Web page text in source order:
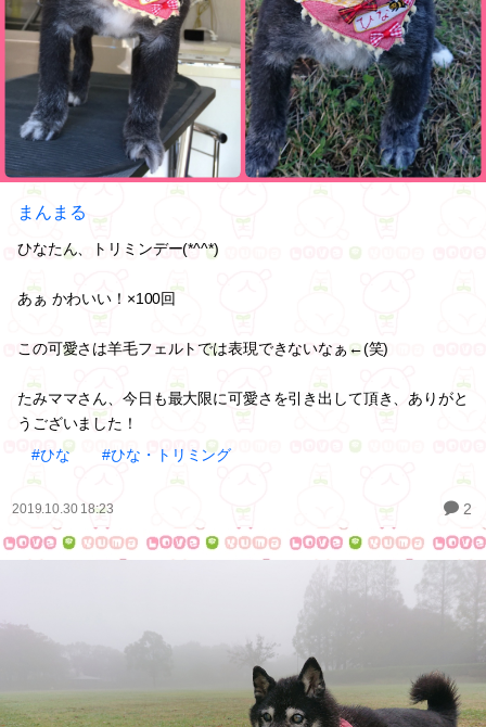
まんまる
ひなたん、トリミンデー(*^^*)
あぁ かわいい！×100回
この可愛さは羊毛フェルトでは表現できないなぁ←(笑)
たみママさん、今日も最大限に可愛さを引き出して頂き、ありがと
うございました！
#ひな
#ひな・トリミング
2019.10.30 18:23 2